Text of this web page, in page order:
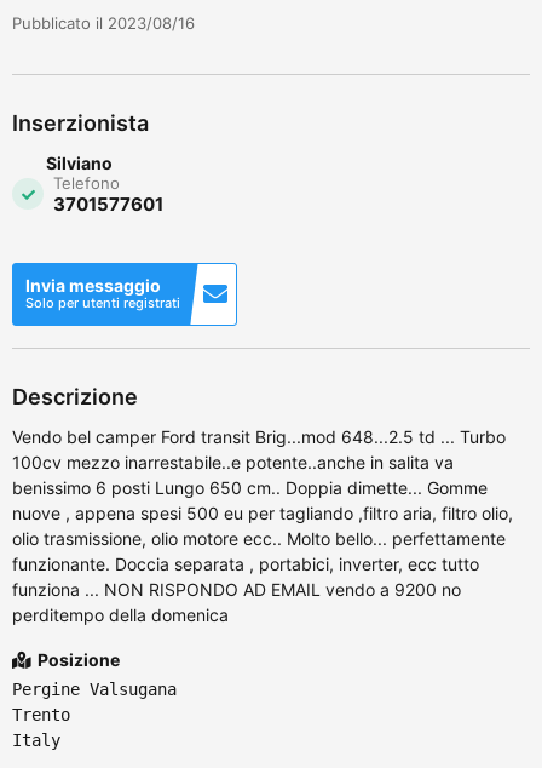
Pubblicato il 2023/08/16
Inserzionista
Silviano
Telefono
3701577601
Invia messaggio
Solo per utenti registrati
Descrizione
Vendo bel camper Ford transit Brig...mod 648...2.5 td ... Turbo
100cv mezzo inarrestabile..e potente..anche in salita va
benissimo 6 posti Lungo 650 cm.. Doppia dimette... Gomme
nuove , appena spesi 500 eu per tagliando ,filtro aria, filtro olio,
olio trasmissione, olio motore ecc.. Molto bello... perfettamente
funzionante. Doccia separata , portabici, inverter, ecc tutto
funziona ... NON RISPONDO AD EMAIL vendo a 9200 no
perditempo della domenica
Posizione
Pergine Valsugana
Trento
Italy